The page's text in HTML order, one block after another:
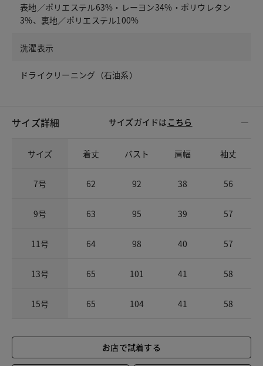
表地／ポリエステル63%・レーヨン34%・ポリウレタン
3%、裏地／ポリエステル100%
洗濯表示
ドライクリーニング（石油系）
サイズ詳細 サイズガイドは こちら
サイズ 着丈 バスト 肩幅 袖丈
7号 62 92 38 56
9号 63 95 39 57
11号 64 98 40 57
13号 65 101 41 58
15号 65 104 41 58
お店で試着する